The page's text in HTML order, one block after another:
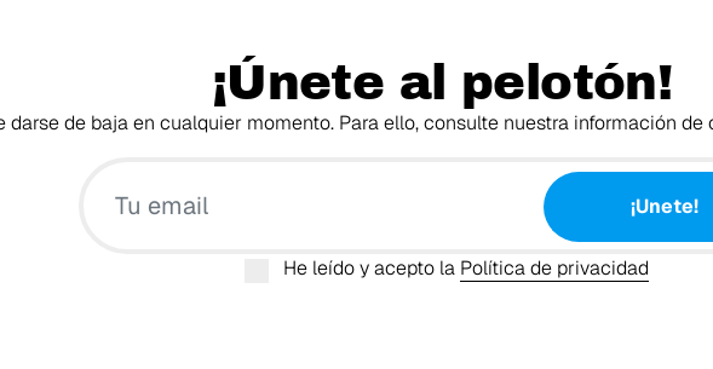
¡Únete al pelotón!
darse de baja en cualquier momento. Para ello, consulte nuestra información
¡Unete!
He leído y acepto la Política de privacidad